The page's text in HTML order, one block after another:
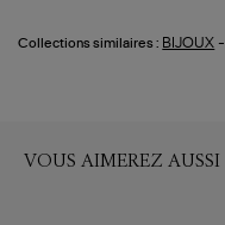
Collections similaires : BIJOUX -
VOUS AIMEREZ AUSSI